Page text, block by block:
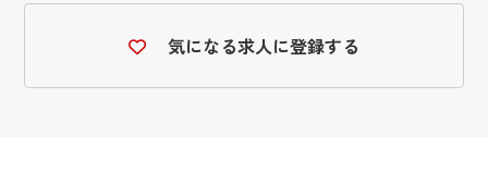
気になる求人に登録する